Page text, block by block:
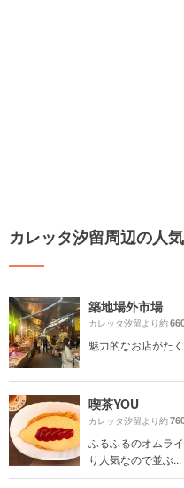
カレッタ汐留周辺の人
築地場外市場
カレッタ汐留より約
魅力的なお店がたく
喫茶YOU
カレッタ汐留より約
ふるふるのオムラ
り人気なので並ぶ...